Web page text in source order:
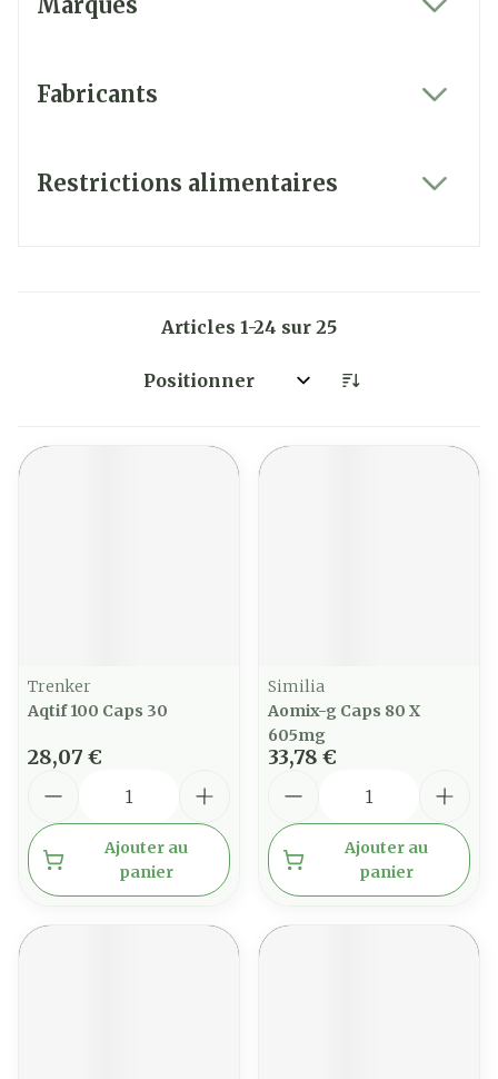
Fabricants
Restrictions alimentaires
Articles 1-24 sur 25
Trier par:
Trenker
Aqtif 100 Caps 30
28,07 €
Ajouter au
panier
Similia
Aomix-g Caps 80 X
605mg
33,78 €
Ajouter au
panier